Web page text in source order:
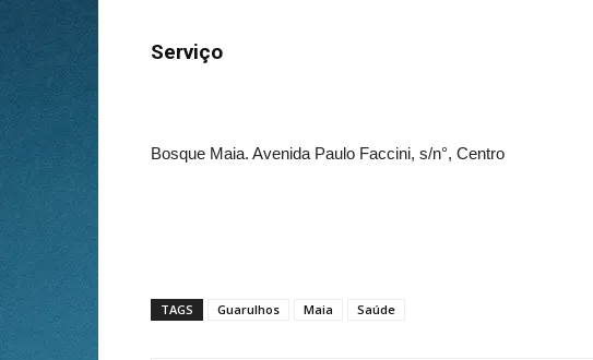
Serviço
Bosque Maia. Avenida Paulo Faccini, s/n°, Centro
TAGS Guarulhos Maia Saúde